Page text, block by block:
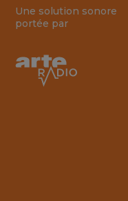
Une solution sonore
portée par